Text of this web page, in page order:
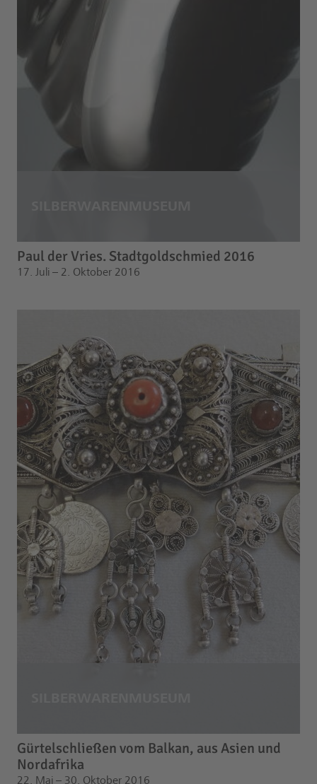
Paul der Vries. Stadtgoldschmied 2016
17. Juli – 2. Oktober 2016
Gürtelschließen vom Balkan, aus Asien und
Nordafrika
22. Mai – 30. Oktober 2016